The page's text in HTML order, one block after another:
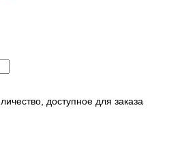
доступное для заказа